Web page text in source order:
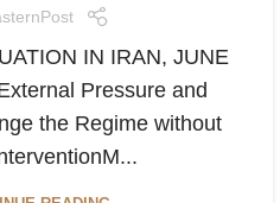
IN IRAN, JUNE
Pressure and
the Regime without